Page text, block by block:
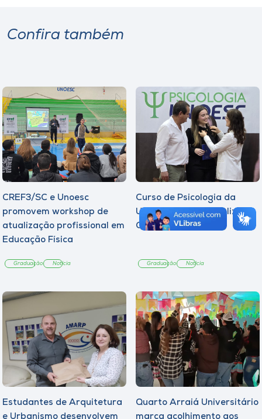
Confira também
CREF3/SC e Unoesc
promovem workshop de
atualização profissional em
Educação Física
Graduação Notícia
Curso de Psicologia da
Unoesc Joaçaba realiza 2ª
Cerimônia do Botton
Graduação Notícia
Estudantes de Arquitetura
e Urbanismo desenvolvem
Quarto Arraiá Universitário
marca acolhimento aos